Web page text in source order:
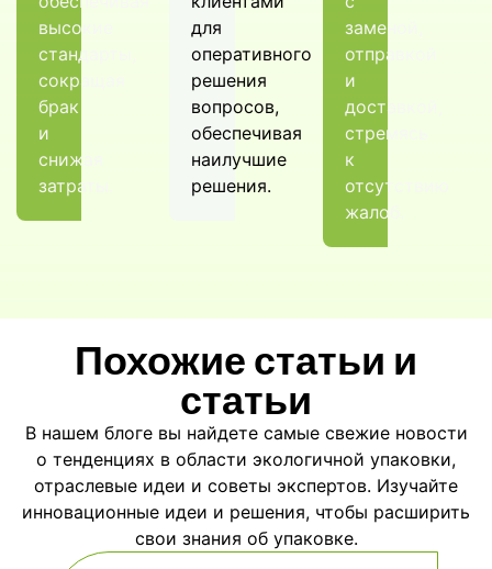
высокие
стандарты,
сокращая
брак
и
снижая
затраты.
для
оперативного
решения
вопросов,
обеспечивая
наилучшие
решения.
заменой,
отправкой
и
доставкой,
стремясь
к
отсутствию
жалоб.
Похожие статьи и
статьи
В нашем блоге вы найдете самые свежие новости
о тенденциях в области экологичной упаковки,
отраслевые идеи и советы экспертов. Изучайте
инновационные идеи и решения, чтобы расширить
свои знания об упаковке.